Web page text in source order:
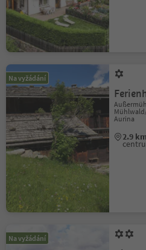
Na vyžádání
Aurina
2.9 km
Na vyžádání